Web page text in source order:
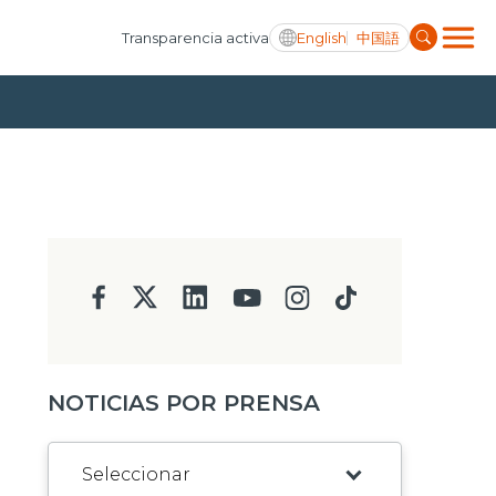
Transparencia activa English 中国語
NOTICIAS POR PRENSA